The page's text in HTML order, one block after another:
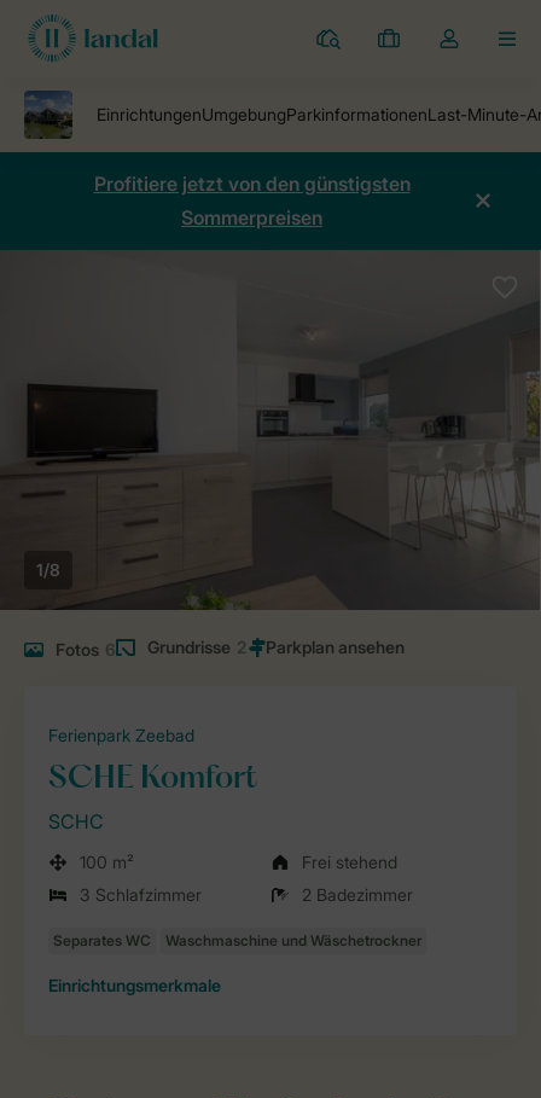
Ferienparks
Meine
Dropdown-
öffnen
Profitiere jetzt von den günstigsten
Sommerpreisen
1/8
Fotos 6 Grundrisse 2
Ferienpark Zeebad
SCHE Komfort
SCHC
100 m²
Frei stehend
3 Schlafzimmer
2 Badezimmer
Einrichtungsmerkmale